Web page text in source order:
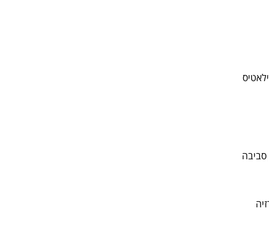
סביבה